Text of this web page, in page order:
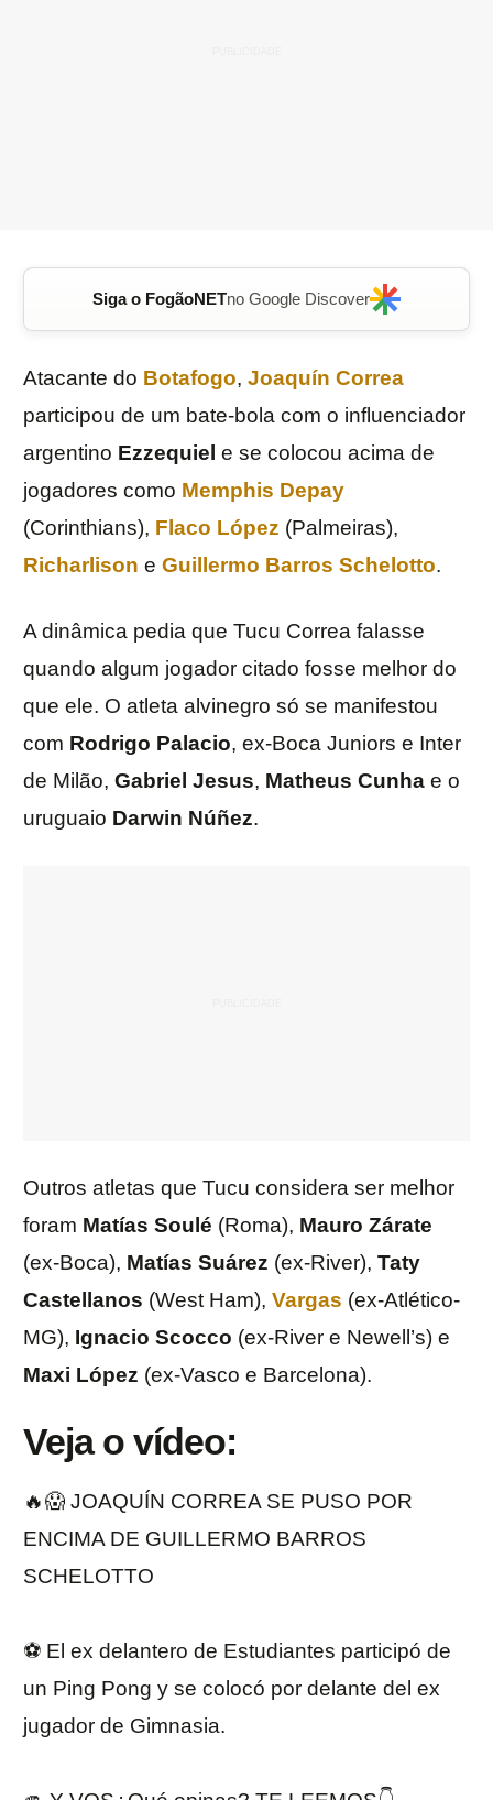
Siga o FogãoNETno Google Discover
Atacante do Botafogo, Joaquín Correa
participou de um bate-bola com o influenciador
argentino Ezzequiel e se colocou acima de
jogadores como Memphis Depay
(Corinthians), Flaco López (Palmeiras),
Richarlison e Guillermo Barros Schelotto.
A dinâmica pedia que Tucu Correa falasse
quando algum jogador citado fosse melhor do
que ele. O atleta alvinegro só se manifestou
com Rodrigo Palacio, ex-Boca Juniors e Inter
de Milão, Gabriel Jesus, Matheus Cunha e o
uruguaio Darwin Núñez.
Outros atletas que Tucu considera ser melhor
foram Matías Soulé (Roma), Mauro Zárate
(ex-Boca), Matías Suárez (ex-River), Taty
Castellanos (West Ham), Vargas (ex-Atlético-
MG), Ignacio Scocco (ex-River e Newell’s) e
Maxi López (ex-Vasco e Barcelona).
Veja o vídeo:
🔥😱 JOAQUÍN CORREA SE PUSO POR
ENCIMA DE GUILLERMO BARROS
SCHELOTTO
⚽️ El ex delantero de Estudiantes participó de
un Ping Pong y se colocó por delante del ex
jugador de Gimnasia.